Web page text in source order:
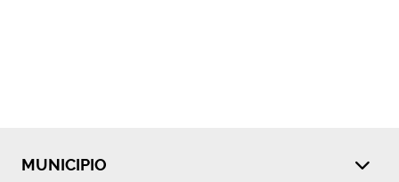
MUNICIPIO